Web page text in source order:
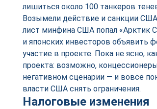
лишиться около 100 танкеров
Возымели действие и санкции
лист минфина США попал «Арктик
и японских инвесторов объявить
участие в проекте. Пока не ясно,
проекта: возможно,
негативном сценарии — и вовсе
власти США снять ограничения.
Налоговые изменения